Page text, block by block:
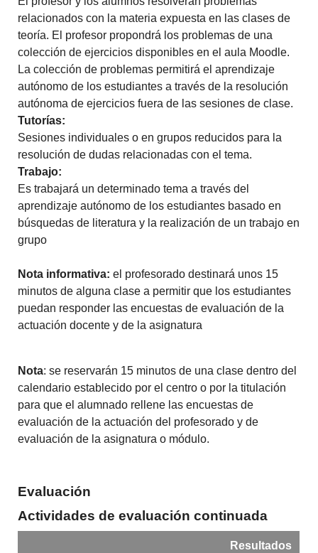
relacionados con la materia expuesta en las clases de
teoría. El profesor propondrá los problemas de una
colección de ejercicios disponibles en el aula Moodle.
La colección de problemas permitirá el aprendizaje
autónomo de los estudiantes a través de la resolución
autónoma de ejercicios fuera de las sesiones de clase.
Tutorías:
Sesiones individuales o en grupos reducidos para la
resolución de dudas relacionadas con el tema.
Trabajo:
Es trabajará un determinado tema a través del
aprendizaje autónomo de los estudiantes basado en
búsquedas de literatura y la realización de un trabajo en
grupo
Nota informativa: el profesorado destinará unos 15
minutos de alguna clase a permitir que los estudiantes
puedan responder las encuestas de evaluación de la
actuación docente y de la asignatura
Nota: se reservarán 15 minutos de una clase dentro del
calendario establecido por el centro o por la titulación
para que el alumnado rellene las encuestas de
evaluación de la actuación del profesorado y de
evaluación de la asignatura o módulo.
Evaluación
Actividades de evaluación continuada
Resultados